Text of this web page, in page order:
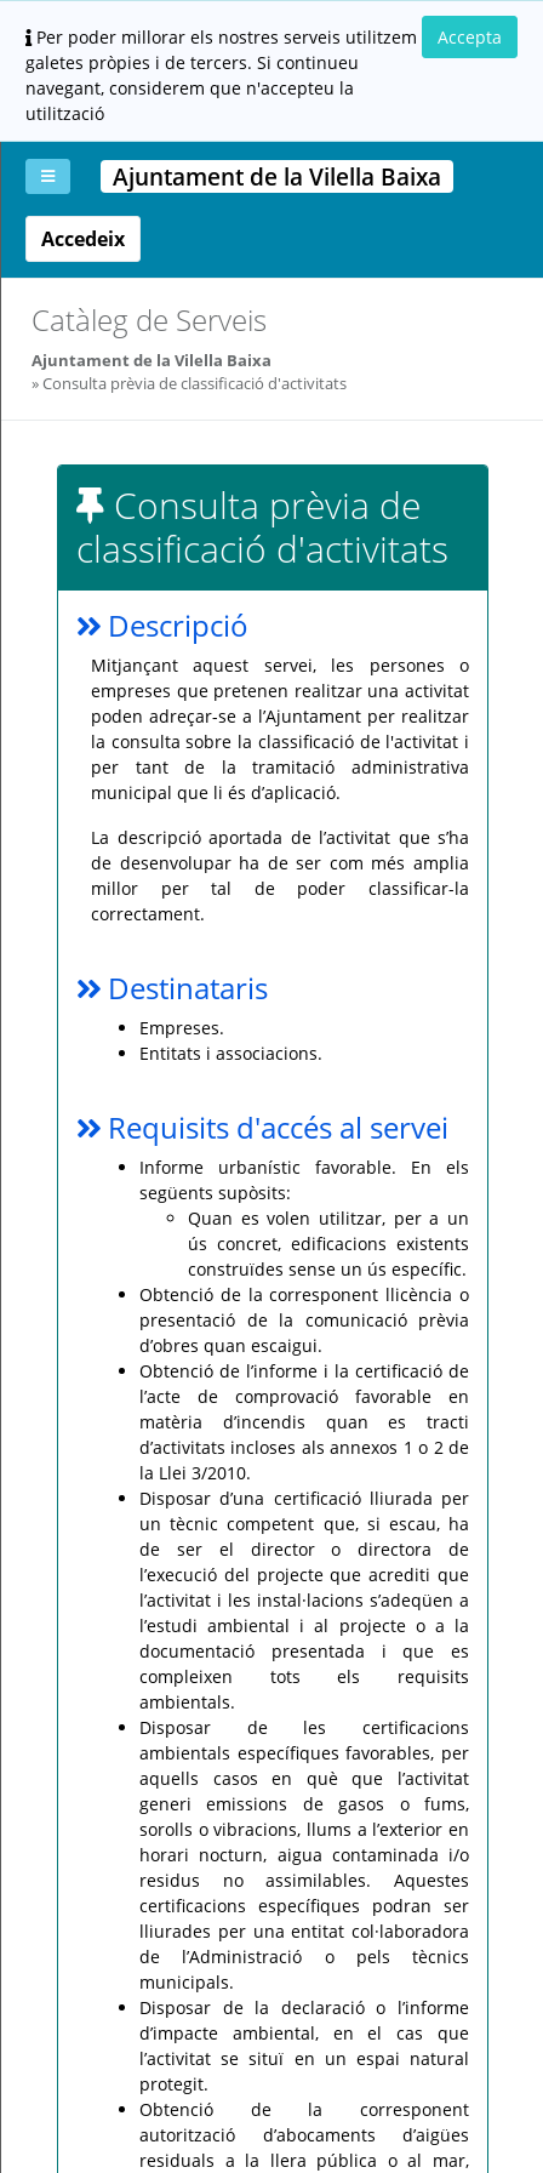
Per poder millorar els nostres serveis utilitzem
galetes pròpies i de tercers. Si continueu
navegant, considerem que n'accepteu la
utilització
Accepta
La
meva
carpeta
Aportar
documentació
Carpeta
ciutadana
(altres
administracions)
Altres
Ajuda
qualsevol
incidència,
Ajuntament de la Vilella Baixa
Accedeix
Catàleg de Serveis
Ajuntament de la Vilella Baixa
Consulta prèvia de classificació d'activitats
Consulta prèvia de
classificació d'activitats
Descripció
Mitjançant aquest servei, les persones o
empreses que pretenen realitzar una activitat
poden adreçar-se a l’Ajuntament per realitzar
la consulta sobre la classificació de l'activitat i
per tant de la tramitació administrativa
municipal que li és d’aplicació.
La descripció aportada de l’activitat que s’ha
de desenvolupar ha de ser com més amplia
millor per tal de poder classificar-la
correctament.
Destinataris
Empreses.
Entitats i associacions.
Requisits d'accés al servei
Informe urbanístic favorable. En els
següents supòsits:
Quan es volen utilitzar, per a un
ús concret, edificacions existents
construïdes sense un ús específic.
Obtenció de la corresponent llicència o
presentació de la comunicació prèvia
d’obres quan escaigui.
Obtenció de l’informe i la certificació de
l’acte de comprovació favorable en
matèria d’incendis quan es tracti
d’activitats incloses als annexos 1 o 2 de
la Llei 3/2010.
Disposar d’una certificació lliurada per
un tècnic competent que, si escau, ha
de ser el director o directora de
l’execució del projecte que acrediti que
l’activitat i les instal·lacions s’adeqüen a
l’estudi ambiental i al projecte o a la
documentació presentada i que es
compleixen tots els requisits
ambientals.
Disposar de les certificacions
ambientals específiques favorables, per
aquells casos en què que l’activitat
generi emissions de gasos o fums,
sorolls o vibracions, llums a l’exterior en
horari nocturn, aigua contaminada i/o
residus no assimilables. Aquestes
certificacions específiques podran ser
lliurades per una entitat col·laboradora
de l’Administració o pels tècnics
municipals.
Disposar de la declaració o l’informe
d’impacte ambiental, en el cas que
l’activitat se situï en un espai natural
protegit.
Obtenció de la corresponent
autorització d’abocaments d’aigües
residuals a la llera pública o al mar,